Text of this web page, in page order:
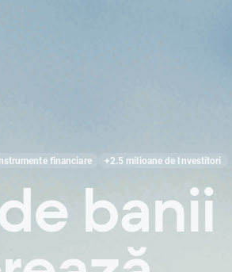
financiare +2.5 milioane de Investitori
banii